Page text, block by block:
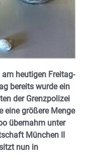
heutigen Freitag-
bereits wurde ein
der Grenzpolizei
eine größere Menge
übernahm unter
München II
nun in